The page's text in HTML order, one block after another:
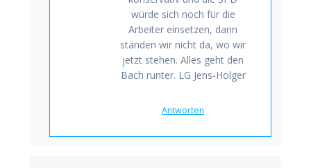
würde sich noch für die
Arbeiter einsetzen, dann
ständen wir nicht da, wo wir
jetzt stehen. Alles geht den
Bach runter. LG Jens-Holger
Antworten